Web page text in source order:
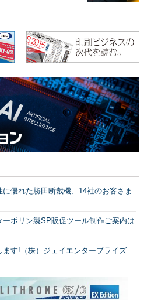
優れた勝田断裁機、14社のお客さま
ポリン製SP販促ツール制作ご案内は
す!（株）ジェイエンタープライズ